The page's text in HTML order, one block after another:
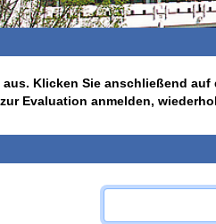
Klicken Sie anschließend
Evaluation anmelden,